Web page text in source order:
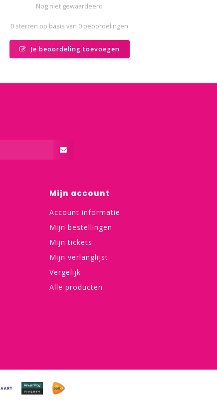
Nog niet gewaardeerd
0 sterren op basis van 0 beoordelingen
Je beoordeling toevoegen
Mijn account
Account informatie
Mijn bestellingen
Mijn tickets
Mijn verlanglijst
Vergelijk
Alle producten